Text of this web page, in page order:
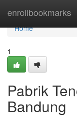
enrollbookmarks
Home
Home
1
Pabrik
Bandung